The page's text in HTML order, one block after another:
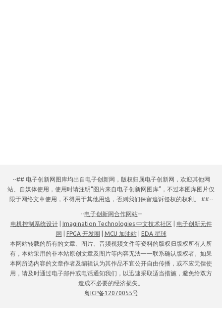
--## 电子创新网图库均出自电子创新网，版权归属电子创新网，欢迎其他网
站、自媒体使用，使用时请注明“图片来自电子创新网图库”，不过本图库图片仅
限于网络文章使用，不得用于其他用途，否则我们保留追诉侵权的权利。 ##--
--电子创新网合作网站--
电机控制系统设计| Imagination Technologies 中文技术社区
电子创新元件
网
FPGA 开发圈 MCU 加油站| EDA 星球
本网站转载的所有的文章、图片、音频视频文件等资料的版权归版权所有人所
有，本站采用的非本站原创文章及图片等内容无法一一联系确认版权者。如果
本网所选内容的文章作者及编辑认为其作品不宜公开自由传播，或不应无偿使
用，请及时通过电子邮件或电话通知我们，以迅速采取适当措施，避免给双方
造成不必要的经济损失。
粤ICP备12070055号